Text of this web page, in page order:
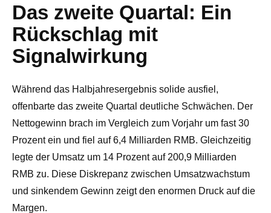
Das zweite Quartal: Ein
Rückschlag mit
Signalwirkung
Während das Halbjahresergebnis solide ausfiel,
offenbarte das zweite Quartal deutliche Schwächen. Der
Nettogewinn brach im Vergleich zum Vorjahr um fast 30
Prozent ein und fiel auf 6,4 Milliarden RMB. Gleichzeitig
legte der Umsatz um 14 Prozent auf 200,9 Milliarden
RMB zu. Diese Diskrepanz zwischen Umsatzwachstum
und sinkendem Gewinn zeigt den enormen Druck auf die
Margen.